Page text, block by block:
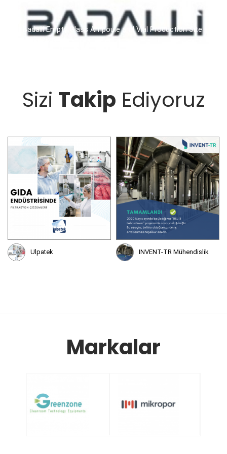
Badalli Empty Glass Ampoule and Vial Production Site -
Çerkezköy
Sizi Takip Ediyoruz
INVENT-TR Mühendislik Sartorius Sartonet Türkiye
Markalar